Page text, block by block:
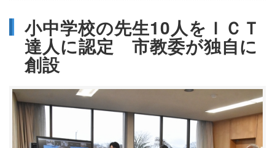
小中学校の先生10人をＩＣＴ
達人に認定 市教委が独自に
創設